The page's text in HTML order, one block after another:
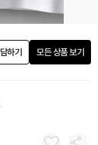
하기 모든 상품 보기